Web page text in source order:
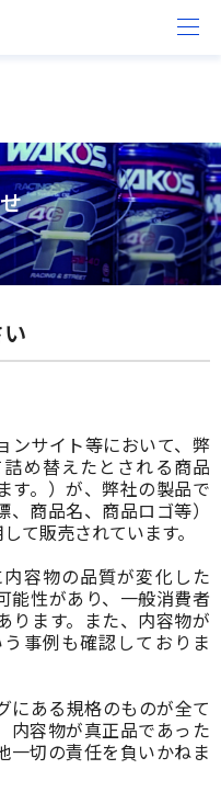
ンサイト等において、弊
め替えたとされる商品
す。）が、弊社の製品で
商品名、商品ロゴ等）
て販売されています。
容物の品質が変化した
能性があり、一般消費者
ります。また、内容物が
事例も確認しておりま
にある規格のものが全て
内容物が真正品であった
一切の責任を負いかねま